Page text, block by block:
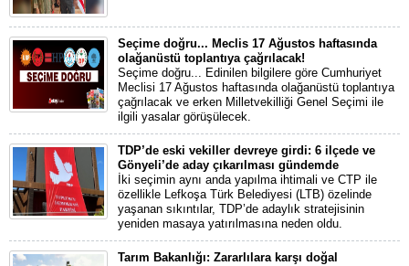
Seçime doğru... Meclis 17 Ağustos haftasında
olağanüstü toplantıya çağrılacak!
Seçime doğru... Edinilen bilgilere göre Cumhuriyet
Meclisi 17 Ağustos haftasında olağanüstü toplantıya
çağrılacak ve erken Milletvekilliği Genel Seçimi ile
ilgili yasalar görüşülecek.
TDP’de eski vekiller devreye girdi: 6 ilçede ve
Gönyeli’de aday çıkarılması gündemde
İki seçimin aynı anda yapılma ihtimali ve CTP ile
özellikle Lefkoşa Türk Belediyesi (LTB) özelinde
yaşanan sıkıntılar, TDP’de adaylık stratejisinin
yeniden masaya yatırılmasına neden oldu.
Tarım Bakanlığı: Zararlılara karşı doğal